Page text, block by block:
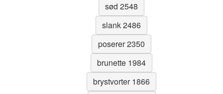
sød 2548
slank 2486
poserer 2350
brunette 1984
brystvorter 1866